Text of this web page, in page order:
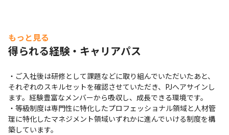
もっと見る
得られる経験・キャリアパス
・ご入社後は研修として課題などに取り組んでいただいたあと、
それぞれのスキルセットを確認させていただき、PJへアサインし
ます。経験豊富なメンバーから吸収し、成長できる環境です。
・等級制度は専門性に特化したプロフェッショナル領域と人材管
理に特化したマネジメント領域いずれかに進んでいける制度を構
築しています。